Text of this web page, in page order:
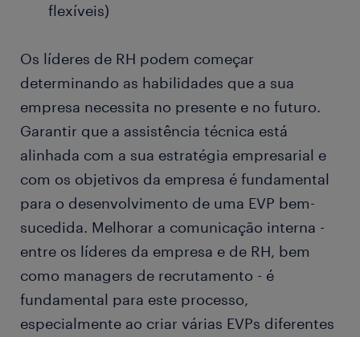
flexíveis)
Os líderes de RH podem começar
determinando as habilidades que a sua
empresa necessita no presente e no futuro.
Garantir que a assistência técnica está
alinhada com a sua estratégia empresarial e
com os objetivos da empresa é fundamental
para o desenvolvimento de uma EVP bem-
sucedida. Melhorar a comunicação interna -
entre os líderes da empresa e de RH, bem
como managers de recrutamento - é
fundamental para este processo,
especialmente ao criar várias EVPs diferentes